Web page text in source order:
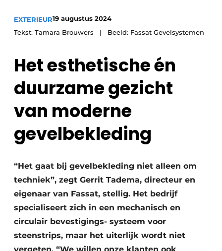
EXTERIEUR19 augustus 2024
Tekst: Tamara Brouwers | Beeld: Fassat Gevelsystemen
Het esthetische én
duurzame gezicht
van moderne
gevelbekleding
“Het gaat bij gevelbekleding niet alleen om
techniek”, zegt Gerrit Tadema, directeur en
eigenaar van Fassat, stellig. Het bedrijf
specialiseert zich in een mechanisch en
circulair bevestigings- systeem voor
steenstrips, maar het uiterlijk wordt niet